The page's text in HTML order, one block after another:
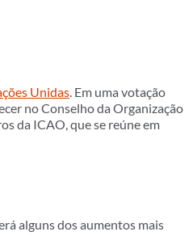
Unidas. Em uma votação
no Conselho da Organização
da ICAO, que se reúne em
alguns dos aumentos mais